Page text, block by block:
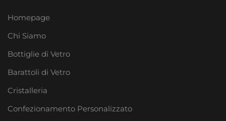
Homepage
Chi Siamo
Bottiglie di Vetro
Barattoli di Vetro
Cristalleria
Confezionamento Personalizzato